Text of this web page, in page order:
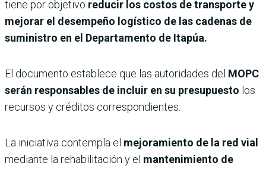
tiene por objetivo reducir los costos de transporte y
mejorar el desempeño logístico de las cadenas de
suministro en el Departamento de Itapúa.
El documento establece que las autoridades del MOPC
serán responsables de incluir en su presupuesto los
recursos y créditos correspondientes.
La iniciativa contempla el mejoramiento de la red vial
mediante la rehabilitación y el mantenimiento de